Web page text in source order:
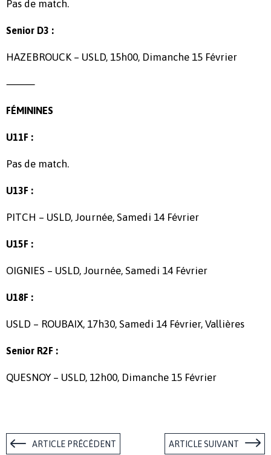
Pas de match.
Senior D3 :
HAZEBROUCK – USLD, 15h00, Dimanche 15 Février
⸻
FÉMININES
U11F :
Pas de match.
U13F :
PITCH – USLD, Journée, Samedi 14 Février
U15F :
OIGNIES – USLD, Journée, Samedi 14 Février
U18F :
USLD – ROUBAIX, 17h30, Samedi 14 Février, Vallières
Senior R2F :
QUESNOY – USLD, 12h00, Dimanche 15 Février
ARTICLE PRÉCÉDENT ARTICLE SUIVANT